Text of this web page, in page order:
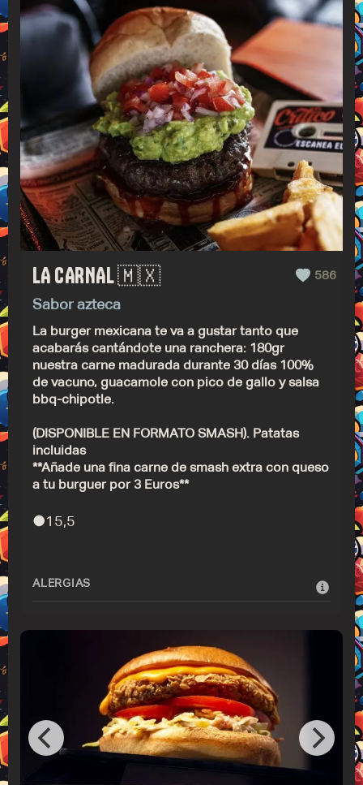
LA CARNAL 🇲🇽 586
Sabor azteca
La burger mexicana te va a gustar tanto que
acabarás cantándote una ranchera: 180gr
nuestra carne madurada durante 30 días 100%
de vacuno, guacamole con pico de gallo y salsa
bbq-chipotle.
(DISPONIBLE EN FORMATO SMASH). Patatas
incluidas
**Añade una fina carne de smash extra con queso
a tu burguer por 3 Euros**
●15,5
ALERGIAS